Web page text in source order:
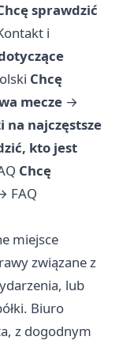
sprawdzić
i
Chcę
mecze →
na najczęstsze
kto jest
Chcę
FAQ
miejsce
związane z
lub
Biuro
z dogodnym